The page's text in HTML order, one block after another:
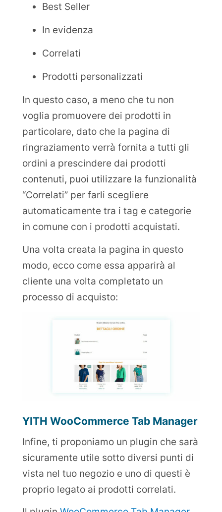
Best Seller
In evidenza
Correlati
Prodotti personalizzati
In questo caso, a meno che tu non
voglia promuovere dei prodotti in
particolare, dato che la pagina di
ringraziamento verrà fornita a tutti gli
ordini a prescindere dai prodotti
contenuti, puoi utilizzare la funzionalità
“Correlati” per farli scegliere
automaticamente tra i tag e categorie
in comune con i prodotti acquistati.
Una volta creata la pagina in questo
modo, ecco come essa apparirà al
cliente una volta completato un
processo di acquisto:
YITH WooCommerce Tab Manager
Infine, ti proponiamo un plugin che sarà
sicuramente utile sotto diversi punti di
vista nel tuo negozio e uno di questi è
proprio legato ai prodotti correlati.